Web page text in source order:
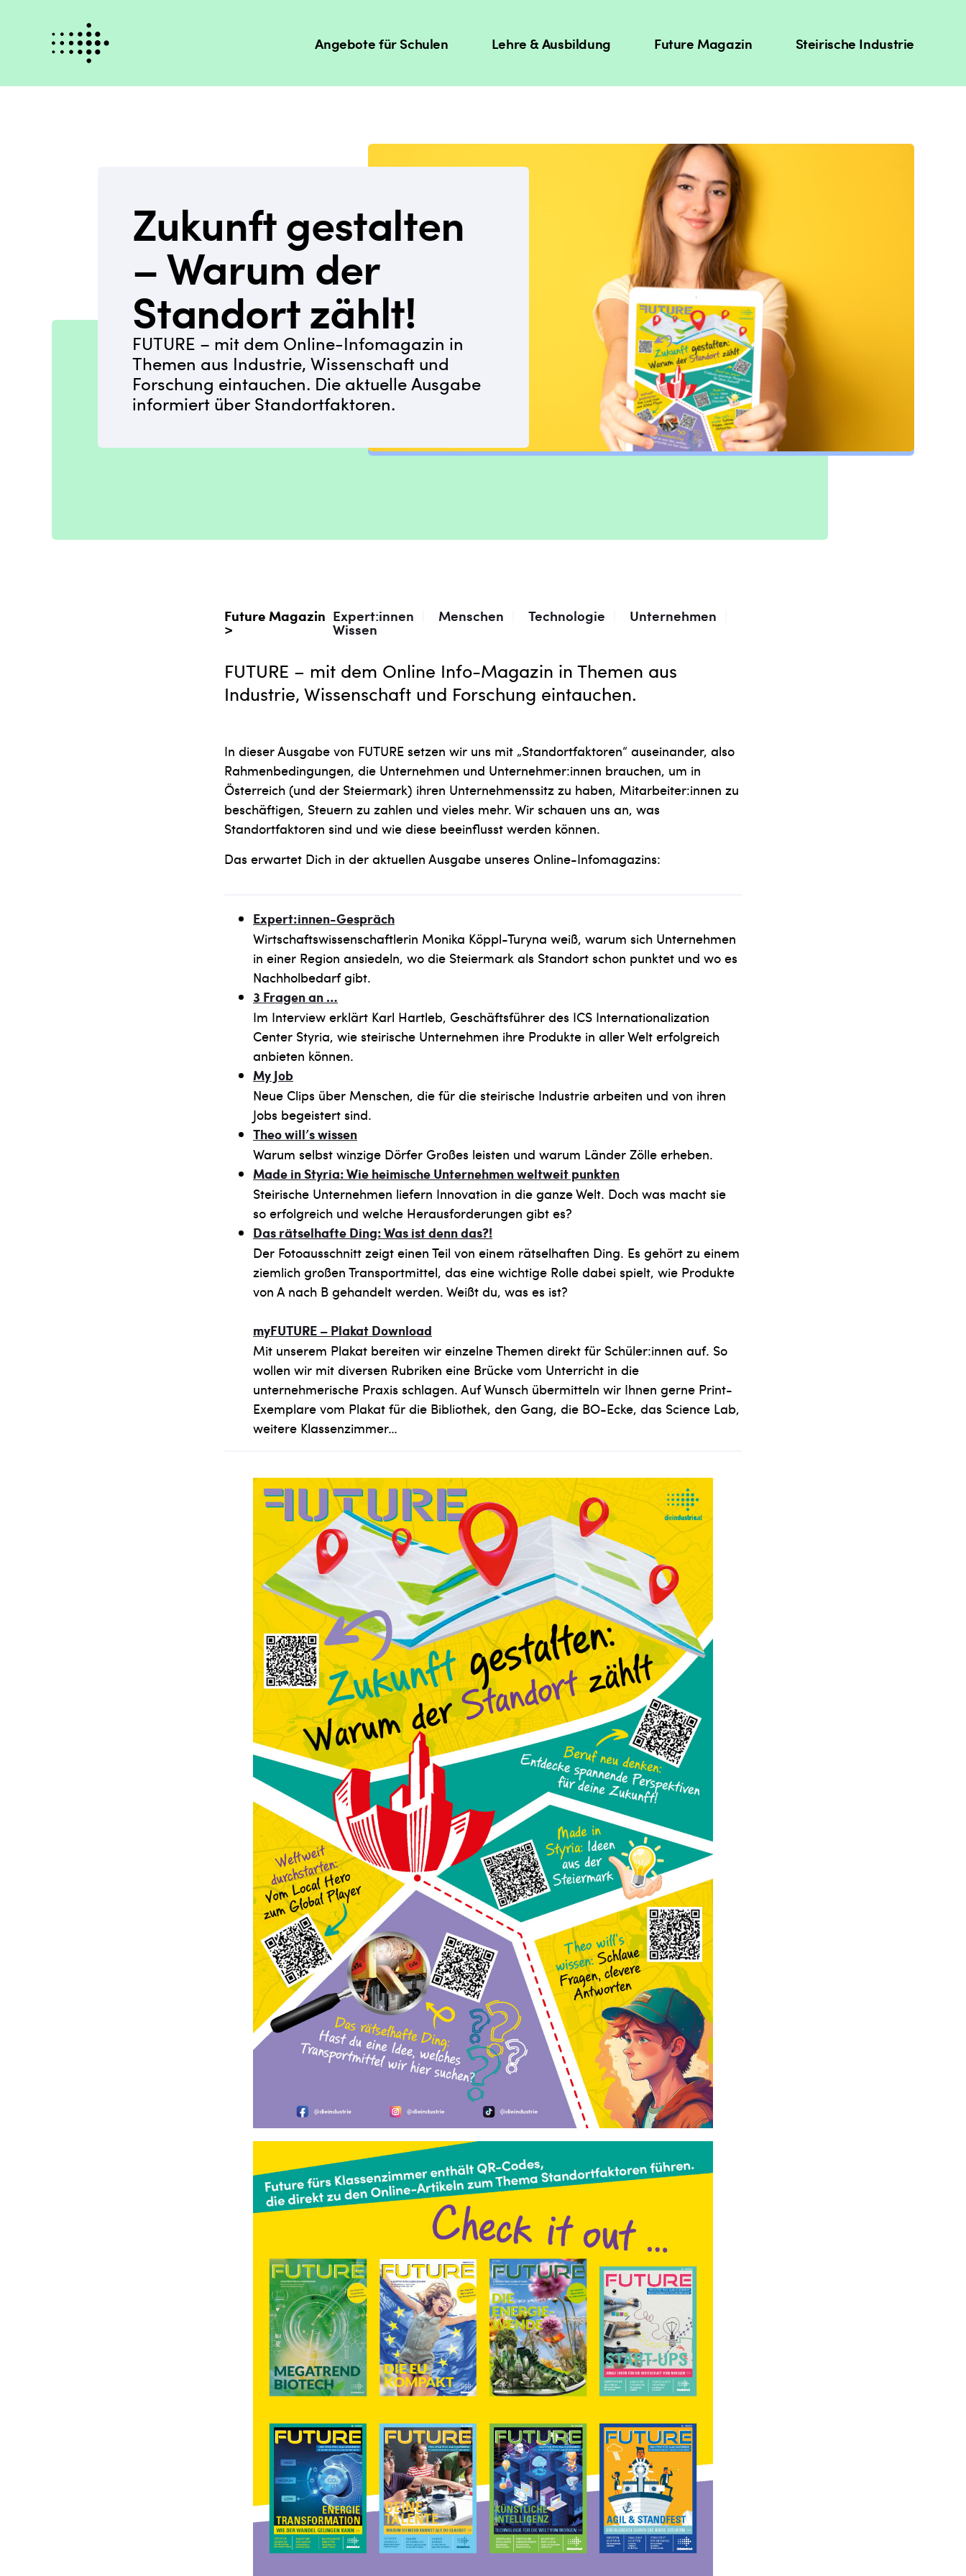
Angebote für Schulen Lehre & Ausbildung Future Magazin Steirische Industrie
Zukunft gestalten
– Warum der
Standort zählt!
FUTURE – mit dem Online-Infomagazin in
Themen aus Industrie, Wissenschaft und
Forschung eintauchen. Die aktuelle Ausgabe
informiert über Standortfaktoren.
Future Magazin
>
Expert:innen Menschen Technologie Unternehmen
Wissen
FUTURE – mit dem Online Info-Magazin in Themen aus
Industrie, Wissenschaft und Forschung eintauchen.
In dieser Ausgabe von FUTURE setzen wir uns mit „Standortfaktoren“ auseinander, also
Rahmenbedingungen, die Unternehmen und Unternehmer:innen brauchen, um in
Österreich (und der Steiermark) ihren Unternehmenssitz zu haben, Mitarbeiter:innen zu
beschäftigen, Steuern zu zahlen und vieles mehr. Wir schauen uns an, was
Standortfaktoren sind und wie diese beeinflusst werden können.
Das erwartet Dich in der aktuellen Ausgabe unseres Online-Infomagazins:
Expert:innen-Gespräch
Wirtschaftswissenschaftlerin Monika Köppl-Turyna weiß, warum sich Unternehmen
in einer Region ansiedeln, wo die Steiermark als Standort schon punktet und wo es
Nachholbedarf gibt.
3 Fragen an …
Im Interview erklärt Karl Hartleb, Geschäftsführer des ICS Internationalization
Center Styria, wie steirische Unternehmen ihre Produkte in aller Welt erfolgreich
anbieten können.
My Job
Neue Clips über Menschen, die für die steirische Industrie arbeiten und von ihren
Jobs begeistert sind.
Theo will’s wissen
Warum selbst winzige Dörfer Großes leisten und warum Länder Zölle erheben.
Made in Styria: Wie heimische Unternehmen weltweit punkten
Steirische Unternehmen liefern Innovation in die ganze Welt. Doch was macht sie
so erfolgreich und welche Herausforderungen gibt es?
Das rätselhafte Ding: Was ist denn das?!
Der Fotoausschnitt zeigt einen Teil von einem rätselhaften Ding. Es gehört zu einem
ziemlich großen Transportmittel, das eine wichtige Rolle dabei spielt, wie Produkte
von A nach B gehandelt werden. Weißt du, was es ist?
myFUTURE – Plakat Download
Mit unserem Plakat bereiten wir einzelne Themen direkt für Schüler:innen auf. So
wollen wir mit diversen Rubriken eine Brücke vom Unterricht in die
unternehmerische Praxis schlagen. Auf Wunsch übermitteln wir Ihnen gerne Print-
Exemplare vom Plakat für die Bibliothek, den Gang, die BO-Ecke, das Science Lab,
weitere Klassenzimmer…